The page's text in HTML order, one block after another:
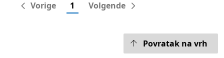
Vorige 1 Volgende
Povratak na vrh